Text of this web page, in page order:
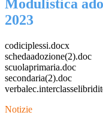
Modulistica
2023
codiciplessi.docx
schedaadozione(2).doc
scuolaprimaria.doc
secondaria(2).doc
Notizie